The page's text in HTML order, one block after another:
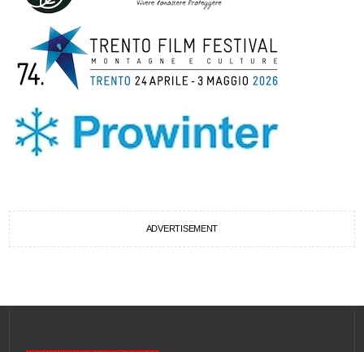
ADVERTISEMENT